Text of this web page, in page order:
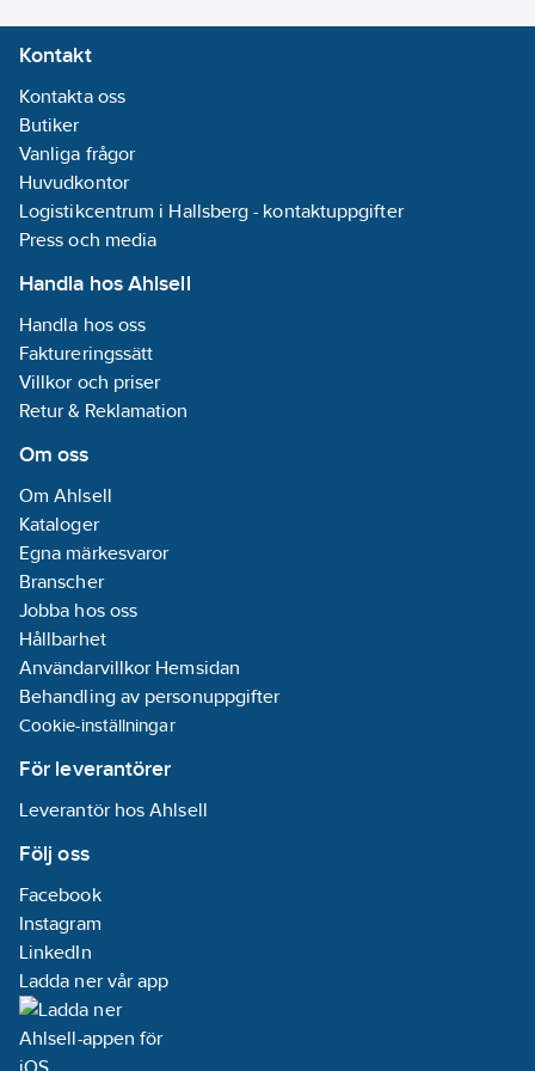
Lev. artikelnr: 1164809
Ean
artikelnr:
Materialklass
Kontakt
Kontakta oss
Butiker
Vanliga frågor
Huvudkontor
Logistikcentrum i Hallsberg - kontaktuppgifter
Press och media
Handla hos Ahlsell
Handla hos oss
Faktureringssätt
Villkor och priser
Retur & Reklamation
Om oss
Om Ahlsell
Kataloger
Egna märkesvaror
Branscher
Jobba hos oss
Hållbarhet
Användarvillkor Hemsidan
Behandling av personuppgifter
Cookie-inställningar
För leverantörer
Leverantör hos Ahlsell
Följ oss
Facebook
Instagram
LinkedIn
Ladda ner vår app